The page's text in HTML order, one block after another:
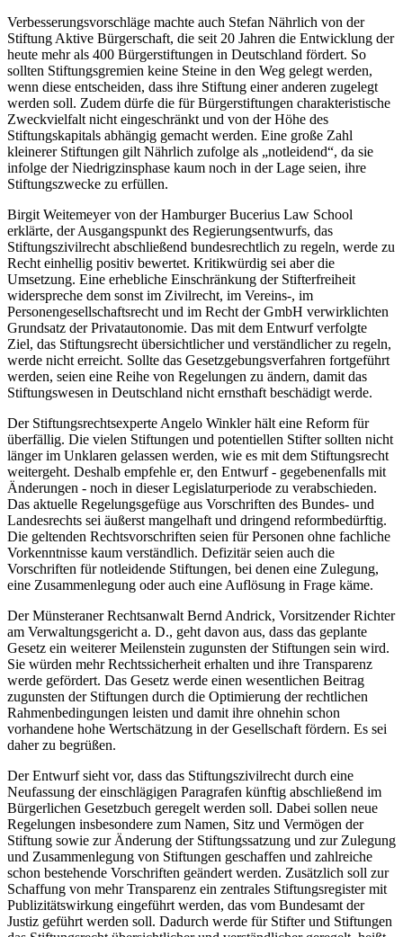
Verbesserungsvorschläge machte auch Stefan Nährlich von der
Stiftung Aktive Bürgerschaft, die seit 20 Jahren die Entwicklung der
heute mehr als 400 Bürgerstiftungen in Deutschland fördert. So
sollten Stiftungsgremien keine Steine in den Weg gelegt werden,
wenn diese entscheiden, dass ihre Stiftung einer anderen zugelegt
werden soll. Zudem dürfe die für Bürgerstiftungen charakteristische
Zweckvielfalt nicht eingeschränkt und von der Höhe des
Stiftungskapitals abhängig gemacht werden. Eine große Zahl
kleinerer Stiftungen gilt Nährlich zufolge als „notleidend“, da sie
infolge der Niedrigzinsphase kaum noch in der Lage seien, ihre
Stiftungszwecke zu erfüllen.
Birgit Weitemeyer von der Hamburger Bucerius Law School
erklärte, der Ausgangspunkt des Regierungsentwurfs, das
Stiftungszivilrecht abschließend bundesrechtlich zu regeln, werde zu
Recht einhellig positiv bewertet. Kritikwürdig sei aber die
Umsetzung. Eine erhebliche Einschränkung der Stifterfreiheit
widerspreche dem sonst im Zivilrecht, im Vereins-, im
Personengesellschaftsrecht und im Recht der GmbH verwirklichten
Grundsatz der Privatautonomie. Das mit dem Entwurf verfolgte
Ziel, das Stiftungsrecht übersichtlicher und verständlicher zu regeln,
werde nicht erreicht. Sollte das Gesetzgebungsverfahren fortgeführt
werden, seien eine Reihe von Regelungen zu ändern, damit das
Stiftungswesen in Deutschland nicht ernsthaft beschädigt werde.
Der Stiftungsrechtsexperte Angelo Winkler hält eine Reform für
überfällig. Die vielen Stiftungen und potentiellen Stifter sollten nicht
länger im Unklaren gelassen werden, wie es mit dem Stiftungsrecht
weitergeht. Deshalb empfehle er, den Entwurf - gegebenenfalls mit
Änderungen - noch in dieser Legislaturperiode zu verabschieden.
Das aktuelle Regelungsgefüge aus Vorschriften des Bundes- und
Landesrechts sei äußerst mangelhaft und dringend reformbedürftig.
Die geltenden Rechtsvorschriften seien für Personen ohne fachliche
Vorkenntnisse kaum verständlich. Defizitär seien auch die
Vorschriften für notleidende Stiftungen, bei denen eine Zulegung,
eine Zusammenlegung oder auch eine Auflösung in Frage käme.
Der Münsteraner Rechtsanwalt Bernd Andrick, Vorsitzender Richter
am Verwaltungsgericht a. D., geht davon aus, dass das geplante
Gesetz ein weiterer Meilenstein zugunsten der Stiftungen sein wird.
Sie würden mehr Rechtssicherheit erhalten und ihre Transparenz
werde gefördert. Das Gesetz werde einen wesentlichen Beitrag
zugunsten der Stiftungen durch die Optimierung der rechtlichen
Rahmenbedingungen leisten und damit ihre ohnehin schon
vorhandene hohe Wertschätzung in der Gesellschaft fördern. Es sei
daher zu begrüßen.
Der Entwurf sieht vor, dass das Stiftungszivilrecht durch eine
Neufassung der einschlägigen Paragrafen künftig abschließend im
Bürgerlichen Gesetzbuch geregelt werden soll. Dabei sollen neue
Regelungen insbesondere zum Namen, Sitz und Vermögen der
Stiftung sowie zur Änderung der Stiftungssatzung und zur Zulegung
und Zusammenlegung von Stiftungen geschaffen und zahlreiche
schon bestehende Vorschriften geändert werden. Zusätzlich soll zur
Schaffung von mehr Transparenz ein zentrales Stiftungsregister mit
Publizitätswirkung eingeführt werden, das vom Bundesamt der
Justiz geführt werden soll. Dadurch werde für Stifter und Stiftungen